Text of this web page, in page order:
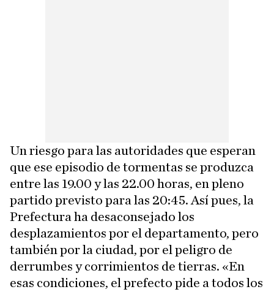
Un riesgo para las autoridades que esperan
que ese episodio de tormentas se produzca
entre las 19.00 y las 22.00 horas, en pleno
partido previsto para las 20:45. Así pues, la
Prefectura ha desaconsejado los
desplazamientos por el departamento, pero
también por la ciudad, por el peligro de
derrumbes y corrimientos de tierras. «En
esas condiciones, el prefecto pide a todos los